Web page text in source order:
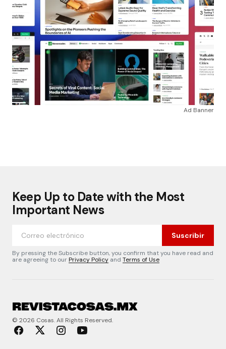
Ad Banner
Keep Up to Date with the Most
Important News
Suscribir
By pressing the Subscribe button, you confirm that you have read and
are agreeing to ourPrivacy Policy and Terms of Use
© 2026 Cosas. All Rights Reserved.